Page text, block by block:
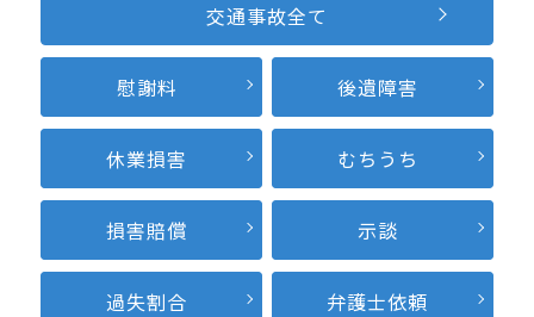
交通事故全て
慰謝料 後遺障害
休業損害 むちうち
損害賠償 示談
過失割合 弁護士依頼